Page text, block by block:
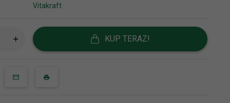
Vitakraft
KUP TERAZ!